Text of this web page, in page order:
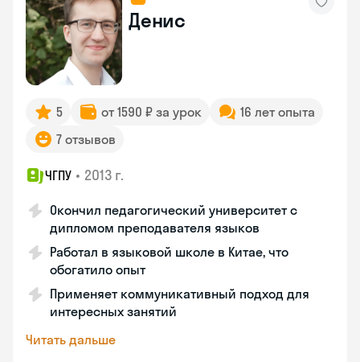
Денис
5 от 1590 ₽ за урок
16 лет опыта
7 отзывов
ЧГПУ • 2013 г.
Окончил педагогический университет с
дипломом преподавателя языков
Работал в языковой школе в Китае, что
обогатило опыт
Применяет коммуникативный подход для
интересных занятий
Читать дальше